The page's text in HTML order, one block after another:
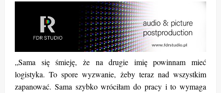
„Sama się śmieję, że na drugie imię powinnam mieć
logistyka. To spore wyzwanie, żeby teraz nad wszystkim
zapanować. Sama szybko wróciłam do pracy i to wymaga